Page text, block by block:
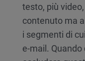
testo, più
contenuto ma
i segmenti di
e-mail.